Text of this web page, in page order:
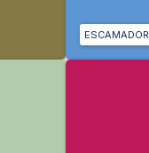
ESCAMADOR